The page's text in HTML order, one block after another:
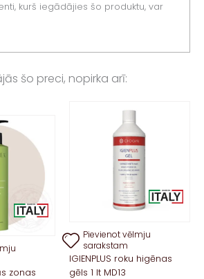
kurš iegādājies šo produktu, var
šo preci, nopirka arī:
zonas
Pievienot vēlmju
sarakstam
IGIENPLUS roku higēnas
gēls 1 lt MD13